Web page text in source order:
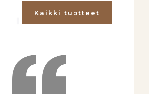
Kaikki tuotteet